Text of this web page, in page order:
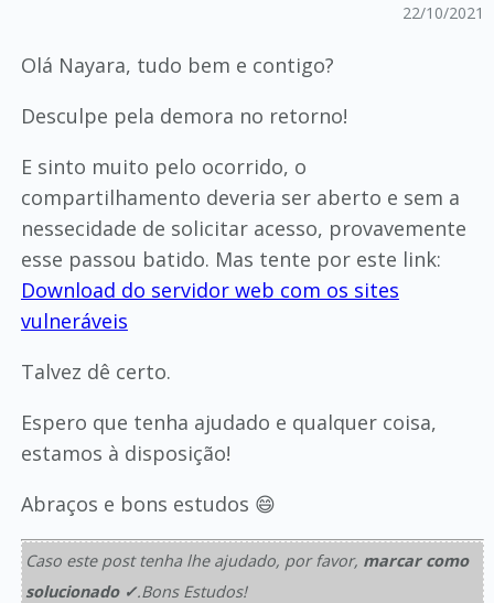
22/10/2021
Olá Nayara, tudo bem e contigo?
Desculpe pela demora no retorno!
E sinto muito pelo ocorrido, o
compartilhamento deveria ser aberto e sem a
nessecidade de solicitar acesso, provavemente
esse passou batido. Mas tente por este link:
Download do servidor web com os sites
vulneráveis
Talvez dê certo.
Espero que tenha ajudado e qualquer coisa,
estamos à disposição!
Abraços e bons estudos 😄
Caso este post tenha lhe ajudado, por favor, marcar como
solucionado ✓.Bons Estudos!